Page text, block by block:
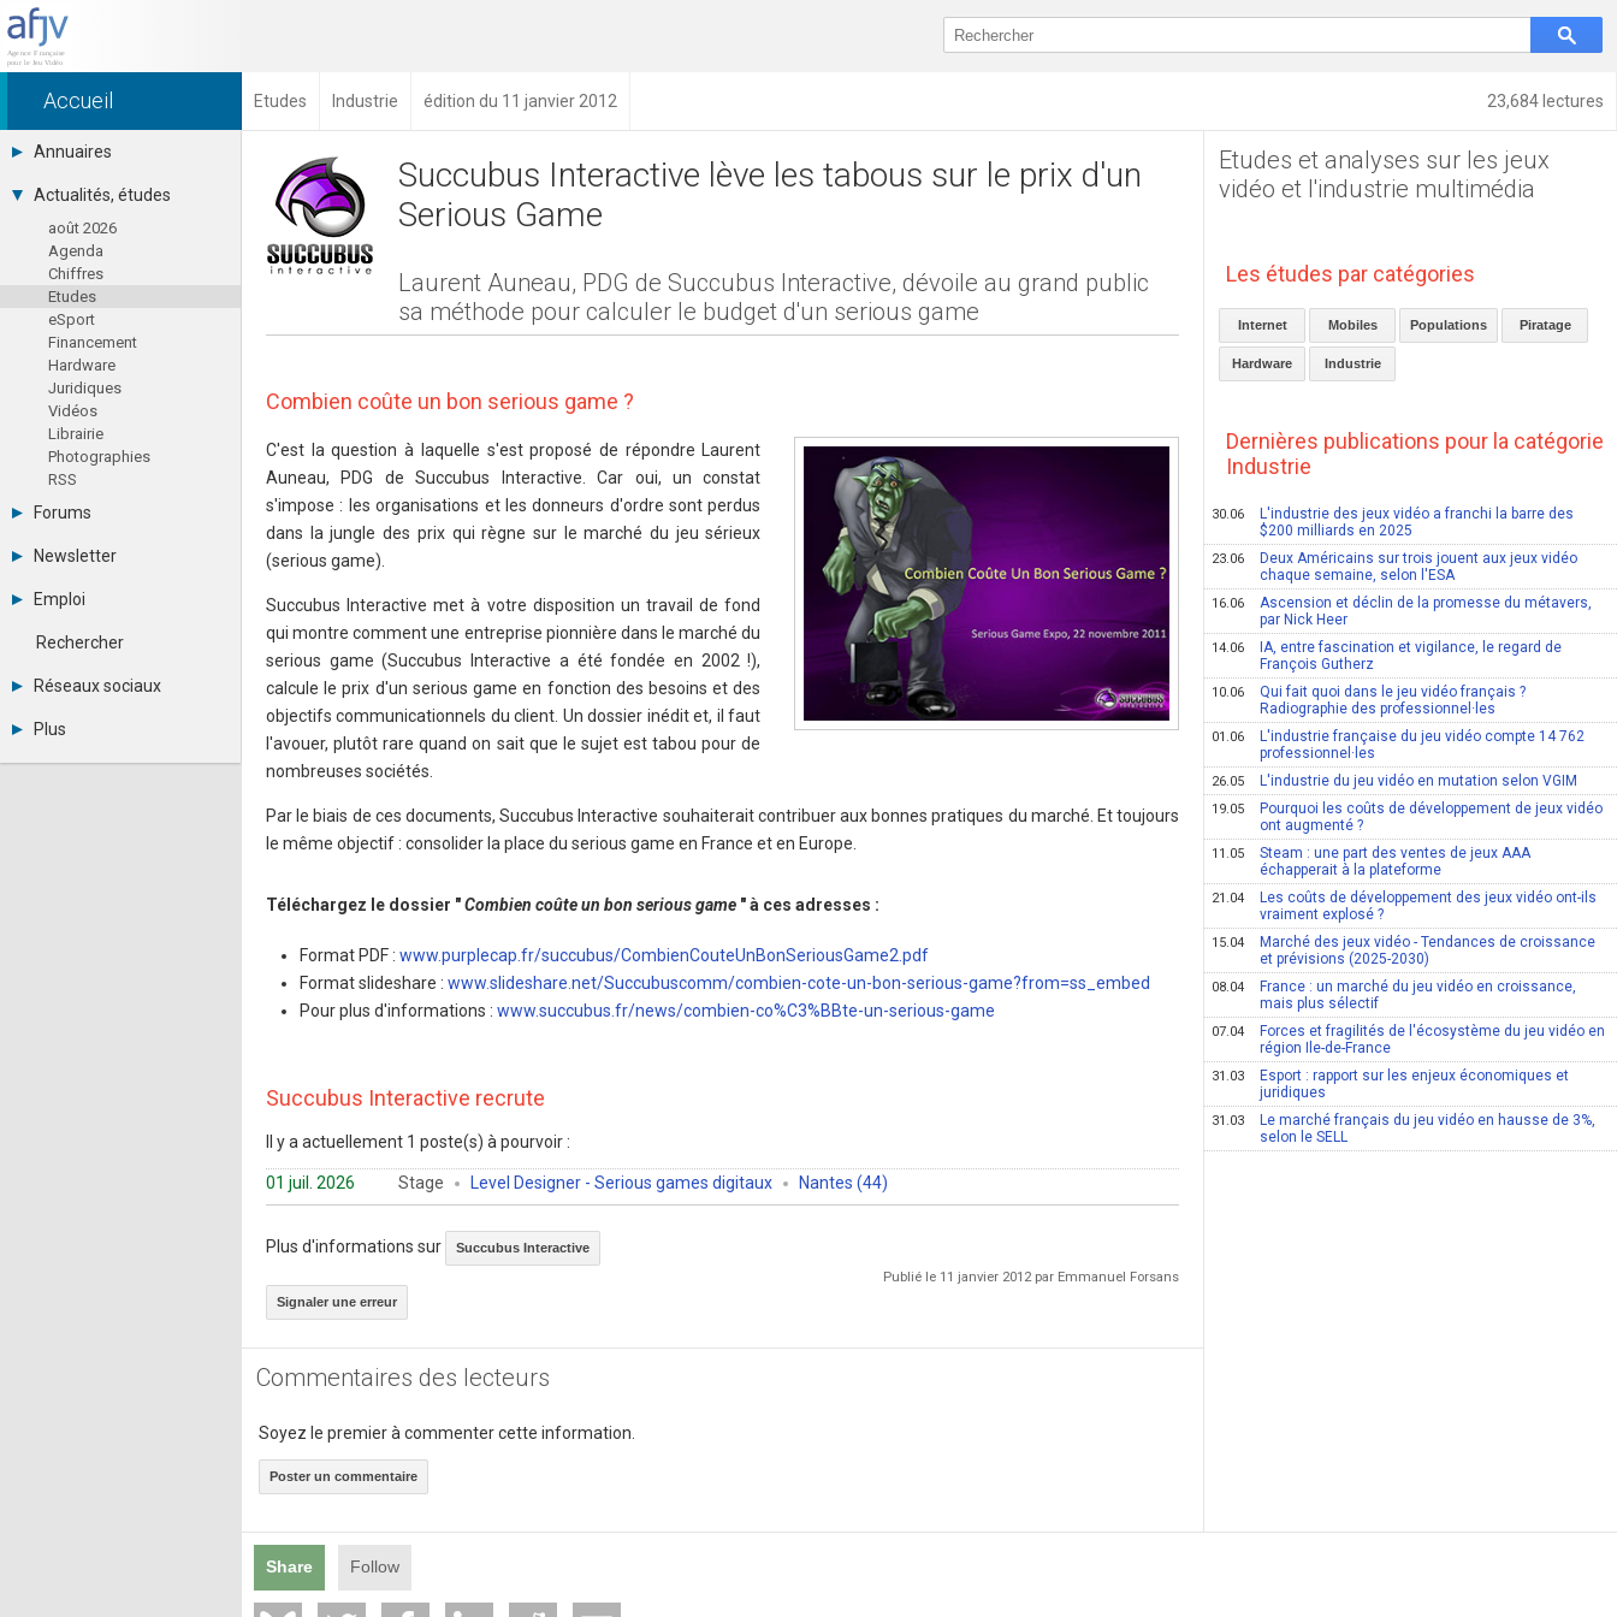
23,684 lectures
Accueil Etudes Industrie édition du 11 janvier 2012
Annuaires
Toutes les sociétés (691)
Studios (418)
Editeurs (49)
Distributeurs (16)
Hard. / Accessoires (10)
Middlewares (15)
Prestataires (99)
Assoc. / Syndicats (21)
Formations / Ecoles (46)
Presse spécialisée (17)
Actualités, études
août 2026
Agenda
Chiffres
Etudes
eSport
Financement
Hardware
Juridiques
Vidéos
Librairie
Photographies
RSS
Forums
Tous les forums
Se connecter
Messages privés
Contacter un modérateur
Newsletter
Archives
Abonnement
Emploi
Consulter les annonces
Observatoire de l'emploi
Rechercher
Réseaux sociaux
LinkedIn
Plus
Annonceurs
Succubus Interactive lève les tabous sur le prix d'un
Serious Game
Laurent Auneau, PDG de Succubus Interactive, dévoile au grand public
sa méthode pour calculer le budget d'un serious game
Combien coûte un bon serious game ?
C'est la question à laquelle s'est proposé de répondre Laurent
Auneau, PDG de Succubus Interactive. Car oui, un constat
s'impose : les organisations et les donneurs d'ordre sont perdus
dans la jungle des prix qui règne sur le marché du jeu sérieux
(serious game).
Succubus Interactive met à votre disposition un travail de fond
qui montre comment une entreprise pionnière dans le marché du
serious game (Succubus Interactive a été fondée en 2002 !),
calcule le prix d'un serious game en fonction des besoins et des
objectifs communicationnels du client. Un dossier inédit et, il faut
l'avouer, plutôt rare quand on sait que le sujet est tabou pour de
nombreuses sociétés.
Par le biais de ces documents, Succubus Interactive souhaiterait contribuer aux bonnes pratiques du marché. Et toujours
le même objectif : consolider la place du serious game en France et en Europe.
Téléchargez le dossier "Combien coûte un bon serious game " à ces adresses :
Format PDF : www.purplecap.fr/succubus/CombienCouteUnBonSeriousGame2.pdf
Format slideshare : www.slideshare.net/Succubuscomm/combien-cote-un-bon-serious-game?from=ss_embed
Pour plus d'informations : www.succubus.fr/news/combien-co%C3%BBte-un-serious-game
Succubus Interactive recrute
Il y a actuellement 1 poste(s) à pourvoir :
01 juil. 2026 Stage Level Designer - Serious games digitaux Nantes (44)
Plus d'informations sur Succubus Interactive
Publié le 11 janvier 2012 par Emmanuel Forsans
Signaler une erreur
Commentaires des lecteurs
Soyez le premier à commenter cette information.
Poster un commentaire
Etudes et analyses sur les jeux
vidéo et l'industrie multimédia
Les études par catégories
Internet Mobiles Populations Piratage
Hardware Industrie
Dernières publications pour la catégorie
Industrie
30.06
L'industrie des jeux vidéo a franchi la barre des
$200 milliards en 2025
23.06
Deux Américains sur trois jouent aux jeux vidéo
chaque semaine, selon l'ESA
16.06
Ascension et déclin de la promesse du métavers,
par Nick Heer
14.06
IA, entre fascination et vigilance, le regard de
François Gutherz
10.06
Qui fait quoi dans le jeu vidéo français ?
Radiographie des professionnel·les
01.06
L'industrie française du jeu vidéo compte 14 762
professionnel·les
26.05 L'industrie du jeu vidéo en mutation selon VGIM
19.05
Pourquoi les coûts de développement de jeux vidéo
ont augmenté ?
11.05
Steam : une part des ventes de jeux AAA
échapperait à la plateforme
21.04
Les coûts de développement des jeux vidéo ont-ils
vraiment explosé ?
15.04
Marché des jeux vidéo - Tendances de croissance
et prévisions (2025-2030)
08.04
France : un marché du jeu vidéo en croissance,
mais plus sélectif
07.04
Forces et fragilités de l'écosystème du jeu vidéo en
région Ile-de-France
31.03
Esport : rapport sur les enjeux économiques et
juridiques
31.03
Le marché français du jeu vidéo en hausse de 3%,
selon le SELL
Share Follow